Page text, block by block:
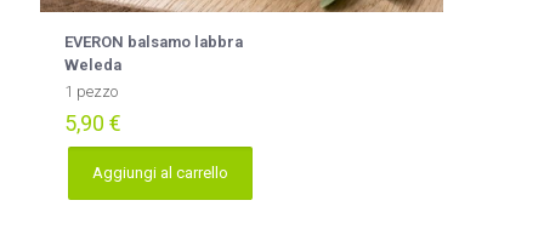
EVERON balsamo labbra
Weleda
1 pezzo
5,90 €
Aggiungi al carrello